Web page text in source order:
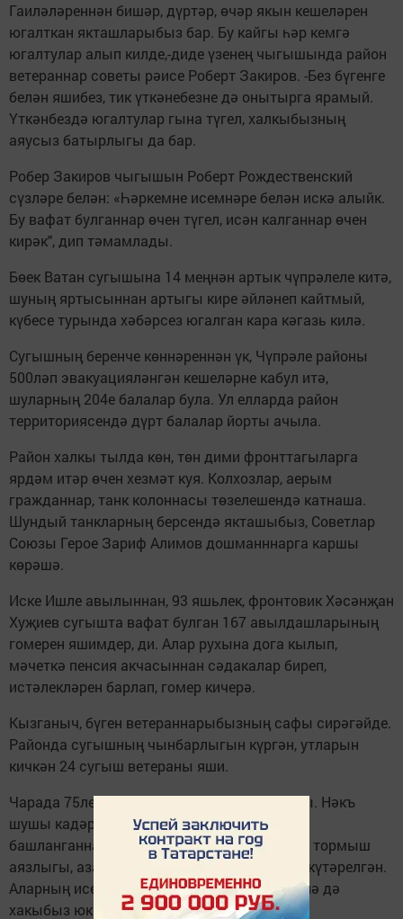
Гаиләләреннән бишәр, дүртәр, өчәр якын кешеләрен
югалткан якташларыбыз бар. Бу кайгы һәр кемгә
югалтулар алып килде,-диде үзенең чыгышында район
ветераннар советы рәисе Роберт Закиров. -Без бүгенге
белән яшибез, тик үткәнебезне дә онытырга ярамый.
Үткәнбездә югалтулар гына түгел, халкыбызның
аяусыз батырлыгы да бар.
Робер Закиров чыгышын Роберт Рождественский
сүзләре белән: «Һәркемне исемнәре белән искә алыйк.
Бу вафат булганнар өчен түгел, исән калганнар өчен
кирәк", дип тәмамлады.
Бөек Ватан сугышына 14 меңнән артык чүпрәлеле китә,
шуның яртысыннан артыгы кире әйләнеп кайтмый,
күбесе турында хәбәрсез югалган кара кәгазь килә.
Сугышның беренче көннәреннән үк, Чүпрәле районы
500ләп эвакуацияләнгән кешеләрне кабул итә,
шуларның 204е балалар була. Ул елларда район
территориясендә дүрт балалар йорты ачыла.
Район халкы тылда көн, төн дими фронттагыларга
ярдәм итәр өчен хезмәт куя. Колхозлар, аерым
гражданнар, танк колоннасы төзелешендә катнаша.
Шундый танкларның берсендә якташыбыз, Советлар
Союзы Герое Зариф Алимов дошманннарга каршы
көрәшә.
Иске Ишле авылыннан, 93 яшьлек, фронтовик Хәсәнҗан
Хуҗиев сугышта вафат булган 167 авылдашларының
гомерен яшимдер, ди. Алар рухына дога кылып,
мәчеткә пенсия акчасыннан сәдакалар биреп,
истәлекләрен барлап, гомер кичерә.
Кызганыч, бүген ветераннарыбызның сафы сирәгәйде.
Районда сугышның чынбарлыгын күргән, утларын
кичкән 24 сугыш ветераны яши.
Чарада 75ле сан белән шәмнәр яндырылды. Нәкъ
шушы кадәр вакыт узган дәһшәтле сугыш
башланганнан көннән, миллионлаган халык тормыш
аязлыгы, азатлыгы өчен дошманга каршы күтәрелгән.
Аларның исеме мәңгелек, онытырга һич кенә дә
хакыбыз юк.